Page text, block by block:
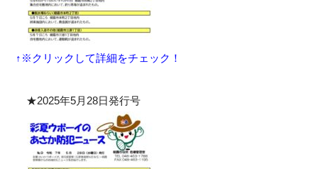
↑※クリックして詳細をチェック！
★2025年5月28日発行号